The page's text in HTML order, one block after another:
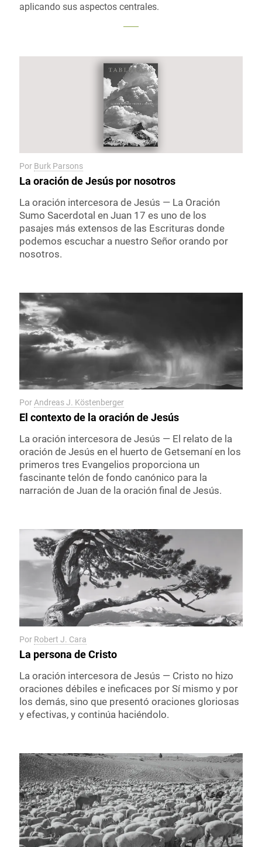
aplicando sus aspectos centrales.
Por Burk Parsons
La oración de Jesús por nosotros
La oración intercesora de Jesús — La Oración
Sumo Sacerdotal en Juan 17 es uno de los
pasajes más extensos de las Escrituras donde
podemos escuchar a nuestro Señor orando por
nosotros.
PorAndreas J. Köstenberger
El contexto de la oración de Jesús
La oración intercesora de Jesús — El relato de la
oración de Jesús en el huerto de Getsemaní en los
primeros tres Evangelios proporciona un
fascinante telón de fondo canónico para la
narración de Juan de la oración final de Jesús.
Por Robert J. Cara
La persona de Cristo
La oración intercesora de Jesús — Cristo no hizo
oraciones débiles e ineficaces por Sí mismo y por
los demás, sino que presentó oraciones gloriosas
y efectivas, y continúa haciéndolo.